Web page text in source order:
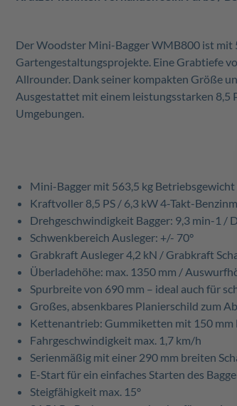
Der Woodster Mini-Bagger WMB800 ist mit
Gartengestaltungsprojekte. Eine Grabtiefe
Allrounder. Dank seiner kompakten Größe
Ausgestattet mit einem leistungsstarken 8,5
Umgebungen.
Mini-Bagger mit 563,5 kg
Kraftvoller 8,5 PS / 6,3 kW 4-Takt-
Drehgeschwindigkeit Bagger: 9,3 min-1 /
Schwenkbereich Ausleger: +/- 70°
Grabkraft Ausleger 4,2 kN / Grabkraft
Überladehöhe: max. 1350 mm /
Spurbreite von 690 mm – ideal auch für
Großes, absenkbares Planierschild zum
Kettenantrieb: Gummiketten mit 150 mm
Fahrgeschwindigkeit max. 1,7 km/h
Serienmäßig mit einer 290 mm breiten
E-Start für ein einfaches Starten des
Steigfähigkeit max. 15°